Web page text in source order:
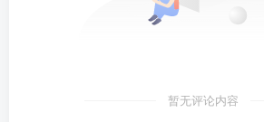
暂无评论内容